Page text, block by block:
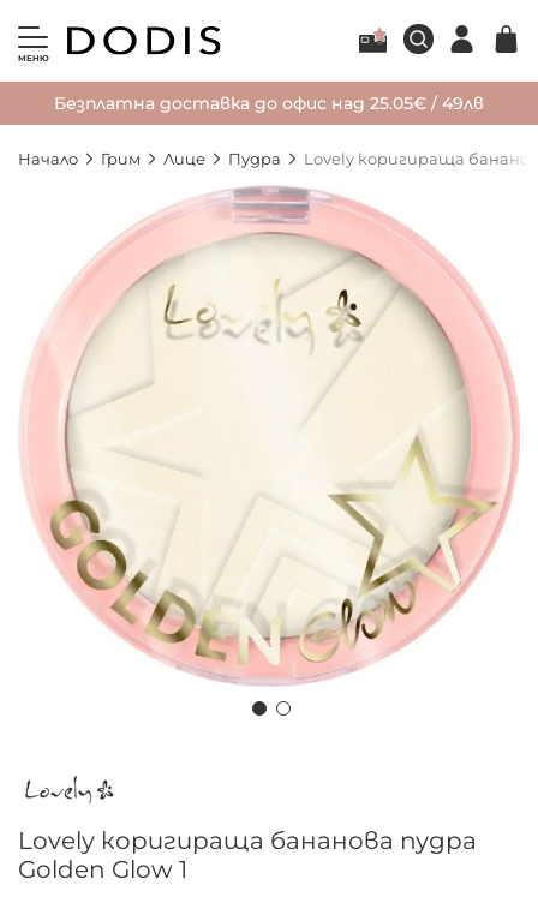
МЕНЮ
Безплатна доставка до офис над 25.05€ / 49лв
Начало Грим Лице Пудра Lovely коригираща
галерията
на
изображенията
началото
галерия
със
Lovely коригираща бананова пудра
Golden Glow 1